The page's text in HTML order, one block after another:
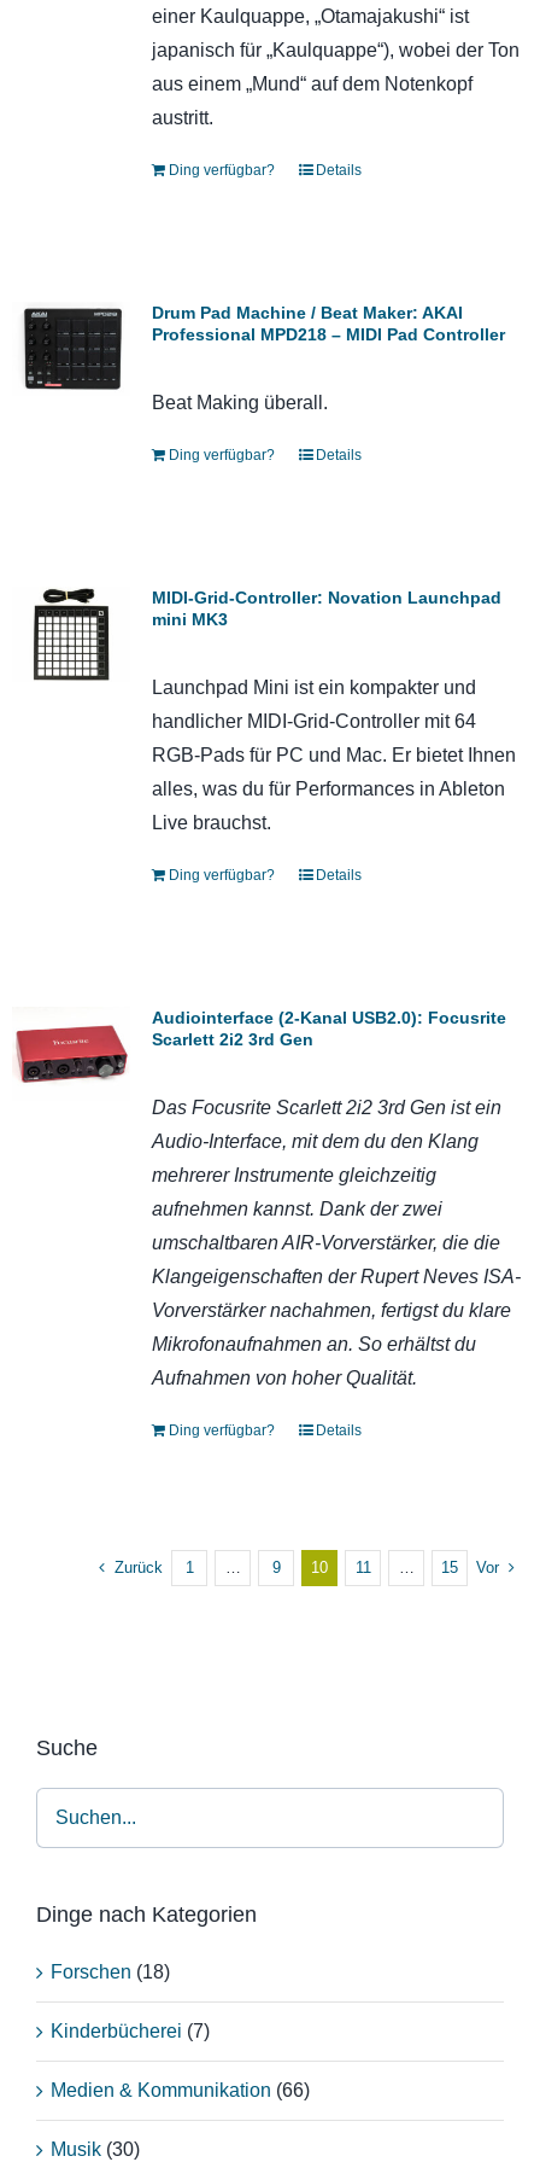
einer Kaulquappe, „Otamajakushi“ ist
japanisch für „Kaulquappe“), wobei der Ton
aus einem „Mund“ auf dem Notenkopf
austritt.
Ding verfügbar? Details
Drum Pad Machine / Beat Maker: AKAI
Professional MPD218 – MIDI Pad Controller
Beat Making überall.
Ding verfügbar? Details
MIDI-Grid-Controller: Novation Launchpad
mini MK3
Launchpad Mini ist ein kompakter und
handlicher MIDI-Grid-Controller mit 64
RGB-Pads für PC und Mac. Er bietet Ihnen
alles, was du für Performances in Ableton
Live brauchst.
Ding verfügbar? Details
Audiointerface (2-Kanal USB2.0): Focusrite
Scarlett 2i2 3rd Gen
Das Focusrite Scarlett 2i2 3rd Gen ist ein
Audio-Interface, mit dem du den Klang
mehrerer Instrumente gleichzeitig
aufnehmen kannst. Dank der zwei
umschaltbaren AIR-Vorverstärker, die die
Klangeigenschaften der Rupert Neves ISA-
Vorverstärker nachahmen, fertigst du klare
Mikrofonaufnahmen an. So erhältst du
Aufnahmen von hoher Qualität.
Ding verfügbar? Details
Zurück 1 … 9 10 11 … 15 Vor
Suche
Dinge nach Kategorien
Forschen (18)
Kinderbücherei (7)
Medien & Kommunikation (66)
Musik (30)